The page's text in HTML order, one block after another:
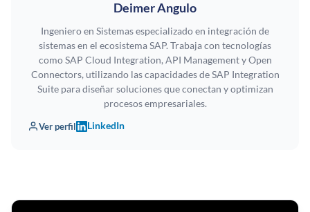
Deimer Angulo
Ingeniero en Sistemas especializado en integración de
sistemas en el ecosistema SAP. Trabaja con tecnologías
como SAP Cloud Integration, API Management y Open
Connectors, utilizando las capacidades de SAP Integration
Suite para diseñar soluciones que conectan y optimizan
procesos empresariales.
Ver perfil LinkedIn